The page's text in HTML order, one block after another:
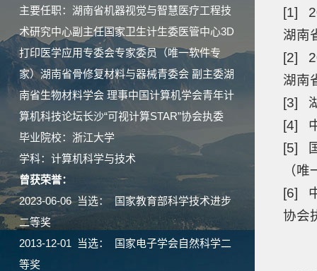
主要任职：湖南省机器视觉与智慧医疗工程技
术研究中心副主任国家卫生计生委医管中心3D
打印医学应用专委会专家委员（唯一软件专
家）湖南省骨修复材料与器械青委会 副主委湖
南省生物材料学会 理事中国计算机学会青年计
算机科技论坛长沙“可视计算STAR”协会执委
毕业院校：浙江大学
学科：计算机科学与技术
曾获荣誉：
2023-06-06 当选： 国家教育部科学技术进步
二等奖
2013-12-01 当选： 国家电子学会自然科学二
等奖
[1]
湖南
[2]
湖南
[3]
[4]
[5]
（
[6]
协会